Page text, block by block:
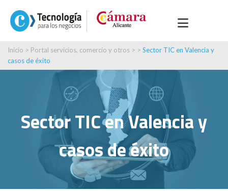
Inicio > Portal servicios, comercio y otros > > Sector TIC en Valencia y
casos de éxito
Sector TIC en Valencia y
casos de éxito